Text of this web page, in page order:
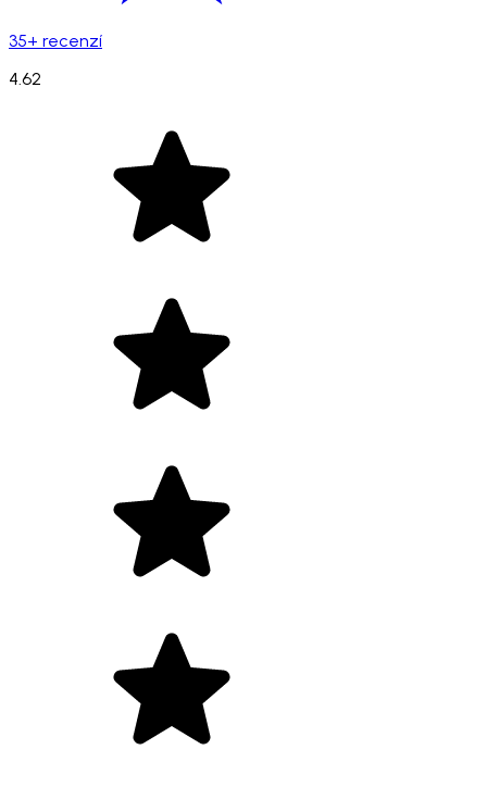
35+ recenzí
4.62